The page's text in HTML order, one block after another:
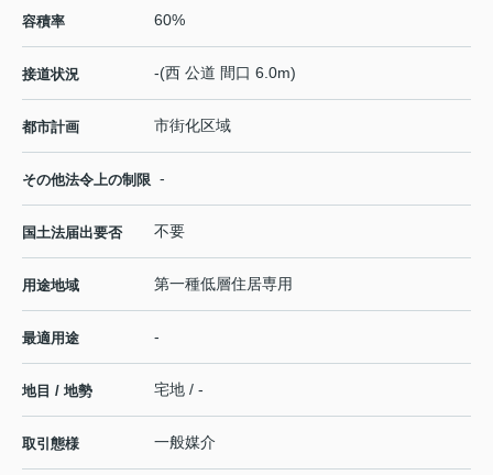
容積率 60%
接道状況 -(西 公道 間口 6.0m)
都市計画 市街化区域
その他法令上の制限 -
国土法届出要否 不要
用途地域 第一種低層住居専用
最適用途 -
地目 / 地勢 宅地 / -
取引態様 一般媒介